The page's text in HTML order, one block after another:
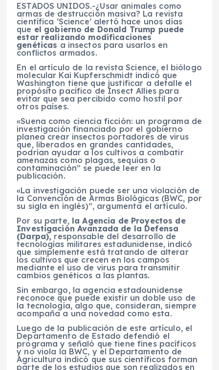
ESTADOS UNIDOS.-¿Usar animales como
armas de destrucción masiva? La revista
científica ‘Science’ alertó hace unos días
que el gobierno de Donald Trump puede
estar realizando modificaciones
genéticas a insectos para usarlos en
conflictos armados.
En el artículo de la revista Science, el biólogo
molecular Kai Kupferschmidt indicó que
Washington tiene que justificar a detalle el
propósito pacífico de Insect Allies para
evitar que sea percibido como hostil por
otros países.
«Suena como ciencia ficción: un programa de
investigación financiado por el gobierno
planea crear insectos portadores de virus
que, liberados en grandes cantidades,
podrían ayudar a los cultivos a combatir
amenazas como plagas, sequías o
contaminación” se puede leer en la
publicación.
«La investigación puede ser una violación de
la Convención de Armas Biológicas (BWC, por
su sigla en inglés)”, argumenta el artículo.
Por su parte, la Agencia de Proyectos de
Investigación Avanzada de la Defensa
(Darpa), responsable del desarrollo de
tecnologías militares estadunidense, indicó
que simplemente está tratando de alterar
los cultivos que crecen en los campos
mediante el uso de virus para transmitir
cambios genéticos a las plantas.
Sin embargo, la agencia estadounidense
reconoce que puede existir un doble uso de
la tecnología, algo que, consideran, siempre
acompaña a una novedad como esta.
Luego de la publicación de este artículo, el
Departamento de Estado defendió el
programa y señaló que tiene fines pacíficos
y no viola la BWC, y el Departamento de
Agricultura indicó que sus científicos forman
parte de los estudios que son realizados en